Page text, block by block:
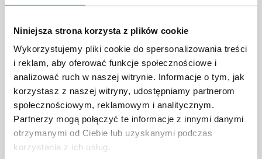
Niniejsza strona korzysta z plików cookie
Wykorzystujemy pliki cookie do spersonalizowania treści
i reklam, aby oferować funkcje społecznościowe i
analizować ruch w naszej witrynie. Informacje o tym, jak
korzystasz z naszej witryny, udostępniamy partnerom
społecznościowym, reklamowym i analitycznym.
Partnerzy mogą połączyć te informacje z innymi danymi
otrzymanymi od Ciebie lub uzyskanymi podczas
korzystania z ich usług.
wprowadzenie dąży do ujednolicenia jakości
CZYM ZAJMUJE SIĘ AUDYTOR WEWNĘTRZNY
LABORATORIUM?
W każdym miejscu pracy osoby zatrudnione na
poszczególne stanowiska muszą wykonywać
zgodnie z zaleceniami powierzone sobie zadania.